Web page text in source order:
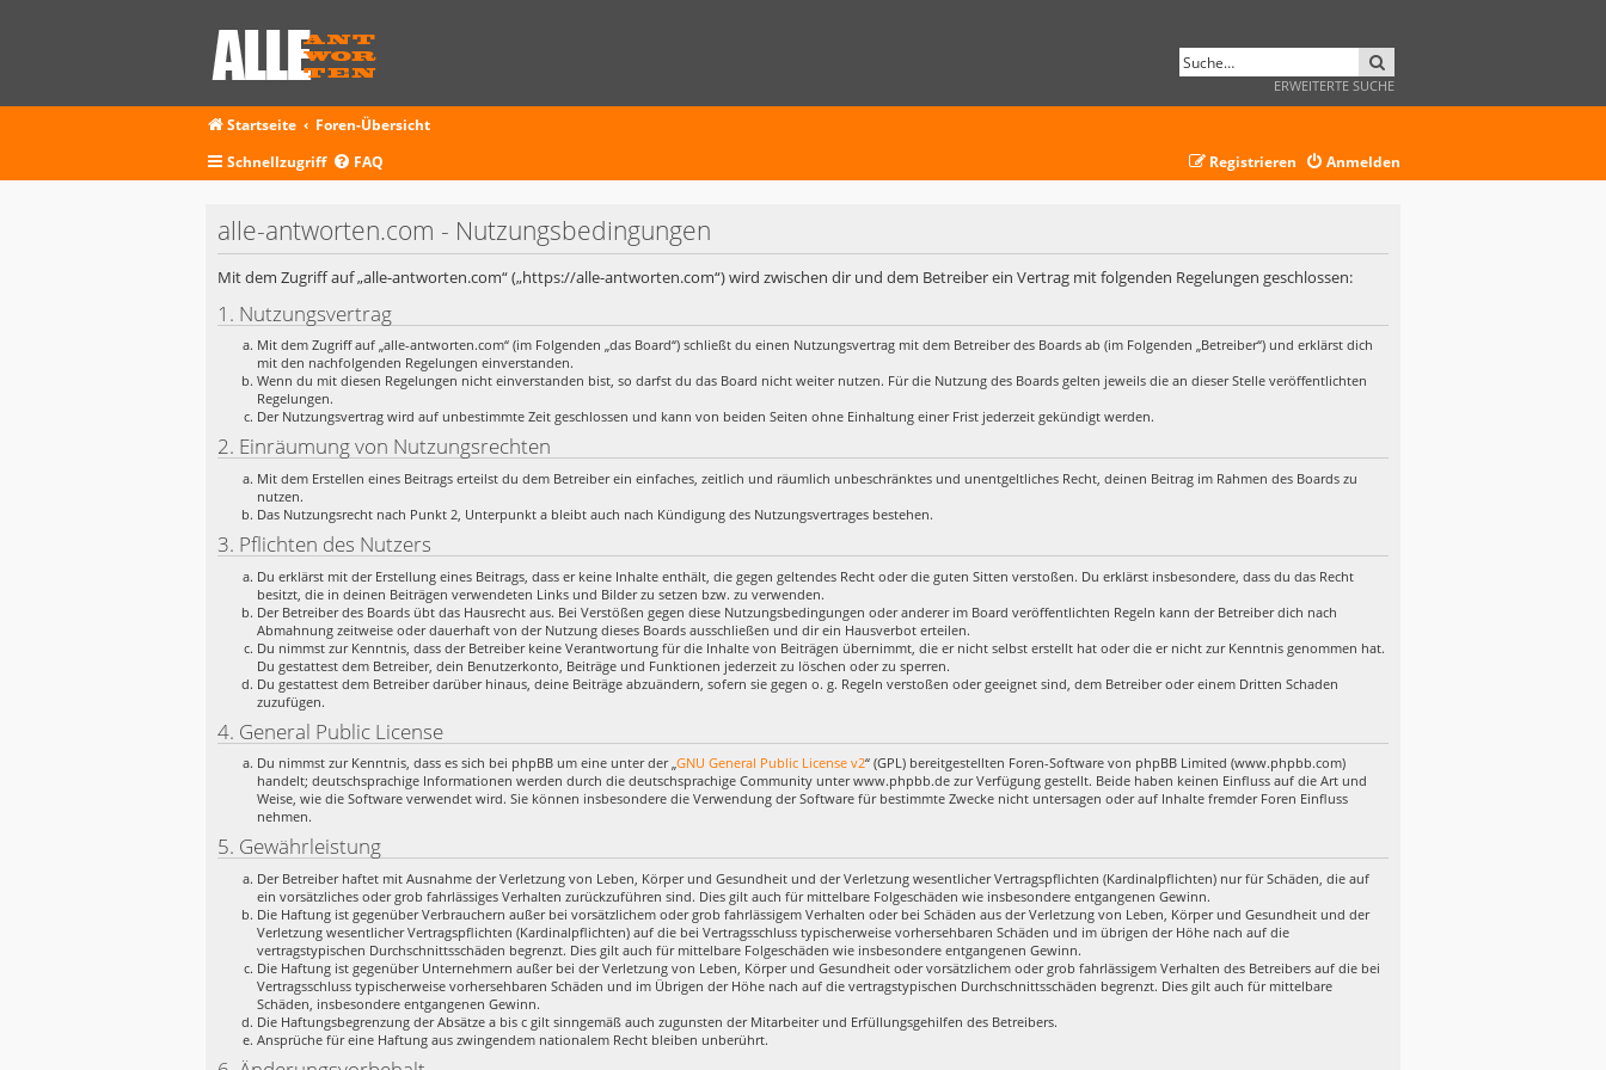
ERWEITERTE SUCHE
Startseite
Foren-Übersicht
Schnellzugriff
FAQ Anmelden
Registrieren
alle-antworten.com - Nutzungsbedingungen
Mit dem Zugriff auf „alle-antworten.com“ („https://alle-antworten.com“) wird zwischen dir und dem Betreiber ein Vertrag mit folgenden Regelungen geschlossen:
1. Nutzungsvertrag
Mit dem Zugriff auf „alle-antworten.com“ (im Folgenden „das Board“) schließt du einen Nutzungsvertrag mit dem Betreiber des Boards ab (im Folgenden „Betreiber“) und erklärst dich
mit den nachfolgenden Regelungen einverstanden.
Wenn du mit diesen Regelungen nicht einverstanden bist, so darfst du das Board nicht weiter nutzen. Für die Nutzung des Boards gelten jeweils die an dieser Stelle veröffentlichten
Regelungen.
Der Nutzungsvertrag wird auf unbestimmte Zeit geschlossen und kann von beiden Seiten ohne Einhaltung einer Frist jederzeit gekündigt werden.
2. Einräumung von Nutzungsrechten
Mit dem Erstellen eines Beitrags erteilst du dem Betreiber ein einfaches, zeitlich und räumlich unbeschränktes und unentgeltliches Recht, deinen Beitrag im Rahmen des Boards zu
nutzen.
Das Nutzungsrecht nach Punkt 2, Unterpunkt a bleibt auch nach Kündigung des Nutzungsvertrages bestehen.
3. Pflichten des Nutzers
Du erklärst mit der Erstellung eines Beitrags, dass er keine Inhalte enthält, die gegen geltendes Recht oder die guten Sitten verstoßen. Du erklärst insbesondere, dass du das Recht
besitzt, die in deinen Beiträgen verwendeten Links und Bilder zu setzen bzw. zu verwenden.
Der Betreiber des Boards übt das Hausrecht aus. Bei Verstößen gegen diese Nutzungsbedingungen oder anderer im Board veröffentlichten Regeln kann der Betreiber dich nach
Abmahnung zeitweise oder dauerhaft von der Nutzung dieses Boards ausschließen und dir ein Hausverbot erteilen.
Du nimmst zur Kenntnis, dass der Betreiber keine Verantwortung für die Inhalte von Beiträgen übernimmt, die er nicht selbst erstellt hat oder die er nicht zur Kenntnis genommen hat.
Du gestattest dem Betreiber, dein Benutzerkonto, Beiträge und Funktionen jederzeit zu löschen oder zu sperren.
Du gestattest dem Betreiber darüber hinaus, deine Beiträge abzuändern, sofern sie gegen o. g. Regeln verstoßen oder geeignet sind, dem Betreiber oder einem Dritten Schaden
zuzufügen.
4. General Public License
Du nimmst zur Kenntnis, dass es sich bei phpBB um eine unter der „GNU General Public License v2“ (GPL) bereitgestellten Foren-Software von phpBB Limited (www.phpbb.com)
handelt; deutschsprachige Informationen werden durch die deutschsprachige Community unter www.phpbb.de zur Verfügung gestellt. Beide haben keinen Einfluss auf die Art und
Weise, wie die Software verwendet wird. Sie können insbesondere die Verwendung der Software für bestimmte Zwecke nicht untersagen oder auf Inhalte fremder Foren Einfluss
nehmen.
5. Gewährleistung
Der Betreiber haftet mit Ausnahme der Verletzung von Leben, Körper und Gesundheit und der Verletzung wesentlicher Vertragspflichten (Kardinalpflichten) nur für Schäden, die auf
ein vorsätzliches oder grob fahrlässiges Verhalten zurückzuführen sind. Dies gilt auch für mittelbare Folgeschäden wie insbesondere entgangenen Gewinn.
Die Haftung ist gegenüber Verbrauchern außer bei vorsätzlichem oder grob fahrlässigem Verhalten oder bei Schäden aus der Verletzung von Leben, Körper und Gesundheit und der
Verletzung wesentlicher Vertragspflichten (Kardinalpflichten) auf die bei Vertragsschluss typischerweise vorhersehbaren Schäden und im übrigen der Höhe nach auf die
vertragstypischen Durchschnittsschäden begrenzt. Dies gilt auch für mittelbare Folgeschäden wie insbesondere entgangenen Gewinn.
Die Haftung ist gegenüber Unternehmern außer bei der Verletzung von Leben, Körper und Gesundheit oder vorsätzlichem oder grob fahrlässigem Verhalten des Betreibers auf die bei
Vertragsschluss typischerweise vorhersehbaren Schäden und im Übrigen der Höhe nach auf die vertragstypischen Durchschnittsschäden begrenzt. Dies gilt auch für mittelbare
Schäden, insbesondere entgangenen Gewinn.
Die Haftungsbegrenzung der Absätze a bis c gilt sinngemäß auch zugunsten der Mitarbeiter und Erfüllungsgehilfen des Betreibers.
Ansprüche für eine Haftung aus zwingendem nationalem Recht bleiben unberührt.